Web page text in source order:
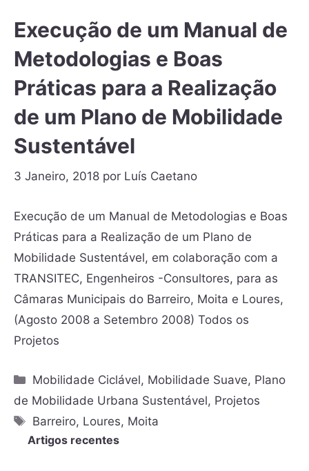
Execução de um Manual de
Metodologias e Boas
Práticas para a Realização
de um Plano de Mobilidade
Sustentável
3 Janeiro, 2018 por Luís Caetano
Execução de um Manual de Metodologias e Boas
Práticas para a Realização de um Plano de
Mobilidade Sustentável, em colaboração com a
TRANSITEC, Engenheiros -Consultores, para as
Câmaras Municipais do Barreiro, Moita e Loures,
(Agosto 2008 a Setembro 2008) Todos os
Projetos
Mobilidade Ciclável, Mobilidade Suave, Plano
de Mobilidade Urbana Sustentável, Projetos
Barreiro, Loures, Moita
Artigos recentes